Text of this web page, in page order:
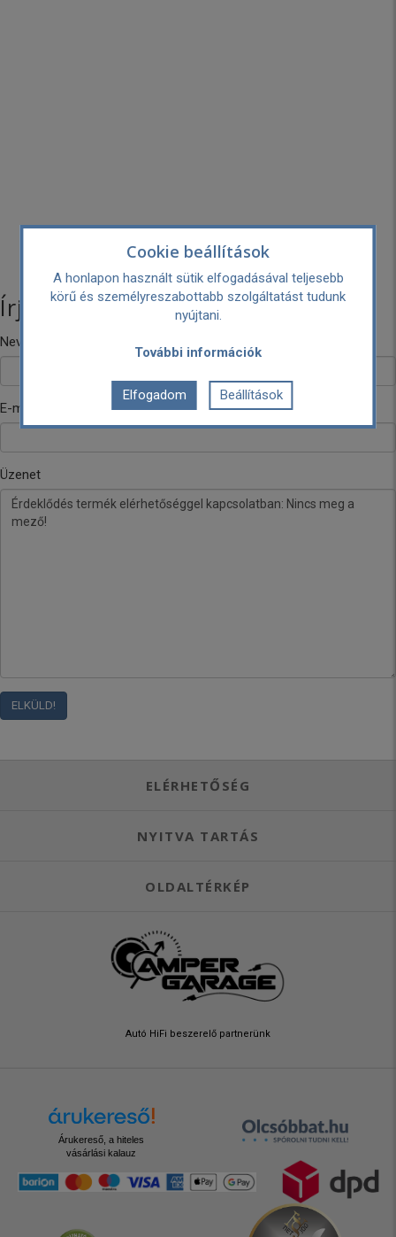
Írj nekünk!
Neved
E-mail címed
Üzenet
ELÉRHETŐSÉG
NYITVA TARTÁS
OLDALTÉRKÉP
Autó HiFi beszerelő partnerünk
Árukereső, a hiteles
vásárlási kalauz
Cookie beállítások
A honlapon használt sütik elfogadásával teljesebb
körű és személyreszabottabb szolgáltatást tudunk
nyújtani.
További információk
Elfogadom Beállítások